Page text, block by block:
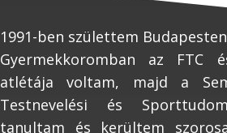
1991-ben születtem
Gyermekkoromban az FTC
atlétája voltam, majd a
Testnevelési és
tanultam és kerültem